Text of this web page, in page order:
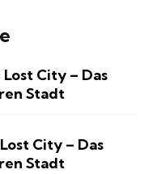
City – Das
Stadt
City – Das
Stadt